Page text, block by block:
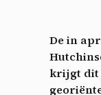
De in
krijgt dit